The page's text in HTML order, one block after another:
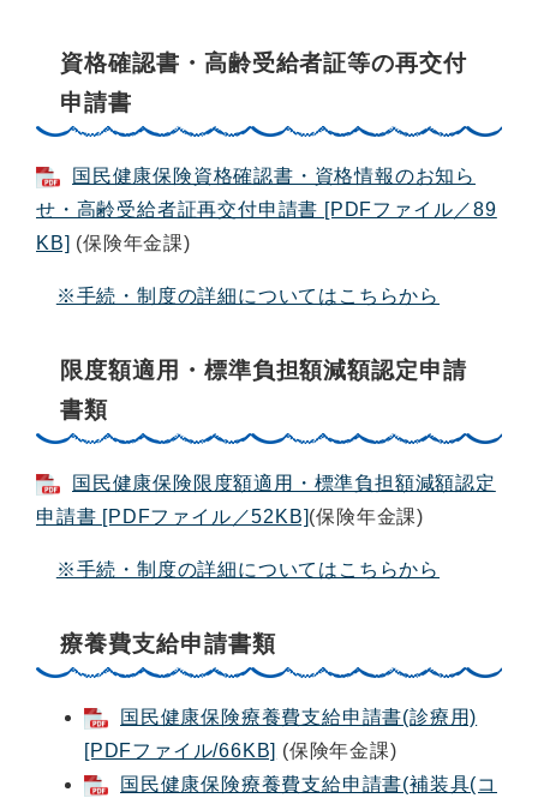
資格確認書・高齢受給者証等の再交付
申請書
国民健康保険資格確認書・資格情報のお知ら
せ・高齢受給者証再交付申請書 [PDFファイル／89
KB] (保険年金課)
※手続・制度の詳細についてはこちらから
限度額適用・標準負担額減額認定申請
書類
国民健康保険限度額適用・標準負担額減額認定
申請書 [PDFファイル／52KB](保険年金課)
※手続・制度の詳細についてはこちらから
療養費支給申請書類
国民健康保険療養費支給申請書(診療用)
[PDFファイル/66KB] (保険年金課)
国民健康保険療養費支給申請書(補装具(コ